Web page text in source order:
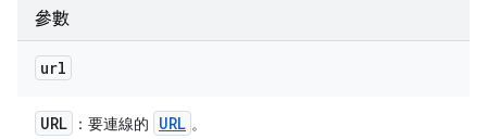
參數
url
URL ：要連線的 URL 。